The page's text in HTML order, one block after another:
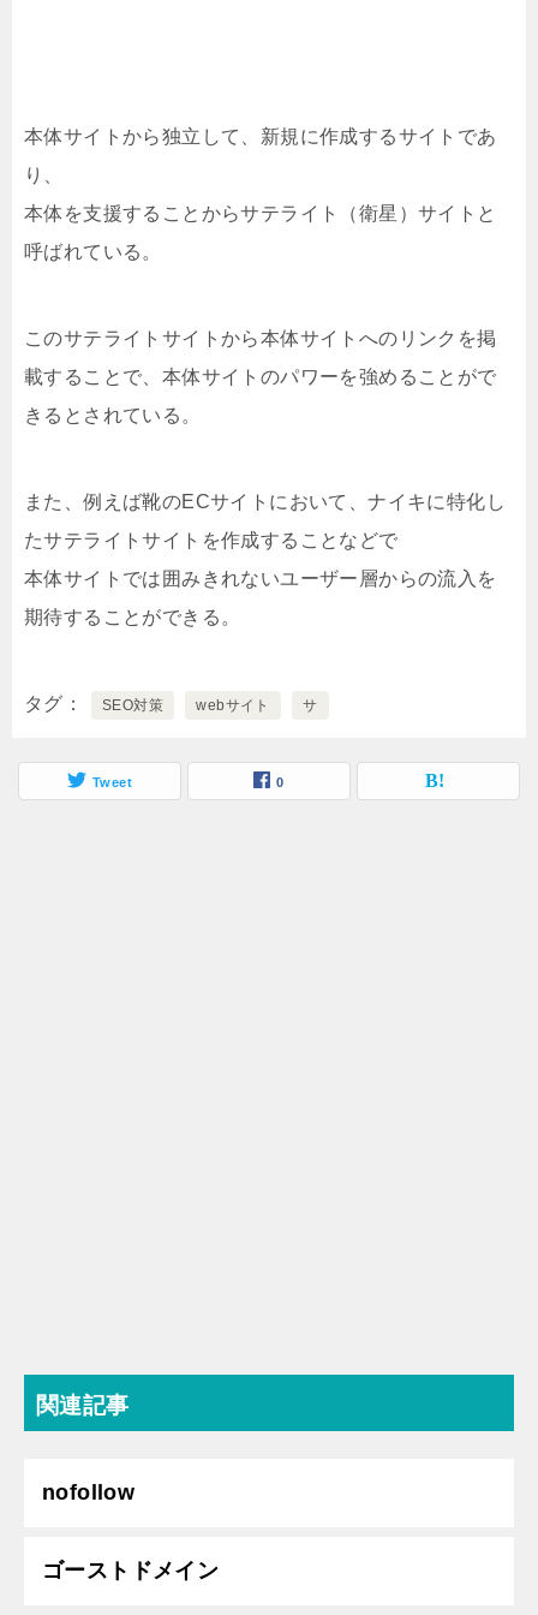
本体サイトから独立して、新規に作成するサイトであ
り、
本体を支援することからサテライト（衛星）サイトと
呼ばれている。
このサテライトサイトから本体サイトへのリンクを掲
載することで、本体サイトのパワーを強めることがで
きるとされている。
また、例えば靴のECサイトにおいて、ナイキに特化し
たサテライトサイトを作成することなどで
本体サイトでは囲みきれないユーザー層からの流入を
期待することができる。
タグ SEO対策 webサイト サ
Tweet 0
関連記事
nofollow
ゴーストドメイン